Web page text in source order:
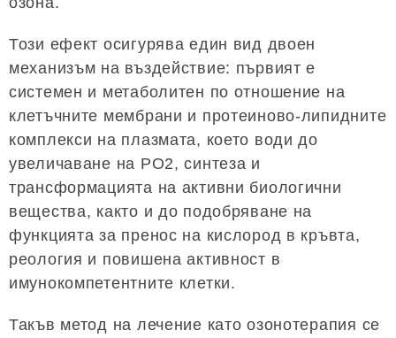
Този ефект осигурява един вид двоен
механизъм на въздействие: първият е
системен и метаболитен по отношение на
клетъчните мембрани и протеиново-липидните
комплекси на плазмата, което води до
увеличаване на PO2, синтеза и
трансформацията на активни биологични
вещества, както и до подобряване на
функцията за пренос на кислород в кръвта,
реология и повишена активност в
имунокомпетентните клетки.
Такъв метод на лечение като озонотерапия се